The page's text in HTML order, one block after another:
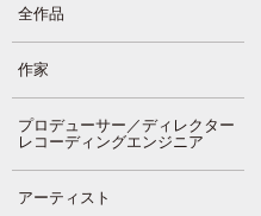
全作品
作家
プロデューサー／ディレクター
レコーディングエンジニア
アーティスト